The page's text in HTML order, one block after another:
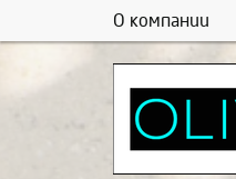
О компании